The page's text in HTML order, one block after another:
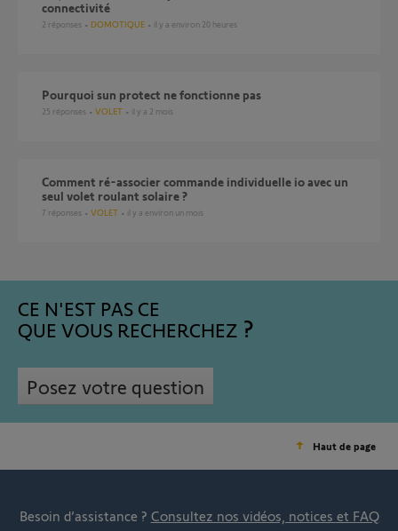
connectivité
2 réponses DOMOTIQUE il y a environ 20 heures
pourquoi sun protect ne fonctionne pas
25 réponses VOLET il y a 2 mois
Comment ré-associer commande individuelle io avec un
seul volet roulant solaire ?
7 réponses VOLET il y a environ un mois
CE N'EST PAS CE
QUE VOUS RECHERCHEZ
Posez votre question
Haut de page
Besoin d’assistance ? Consultez nos vidéos, notices et FAQ